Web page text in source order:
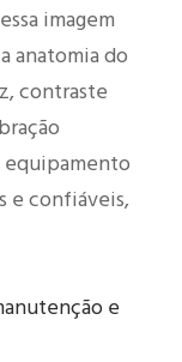
imagem
anatomia do
contraste
equipamento
e confiáveis,
e